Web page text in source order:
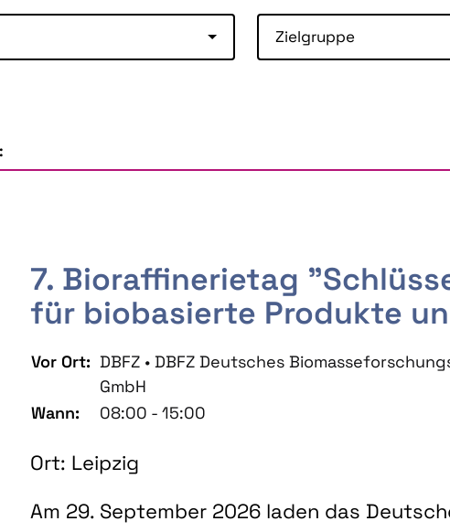
Zielgruppe
7. Bioraffinerietag
für biobasierte Produkte
Vor Ort: DBFZ • DBFZ Deutsches
GmbH
Wann:
08:00 - 15:00
Ort: Leipzig
Am 29. September 2026 laden das